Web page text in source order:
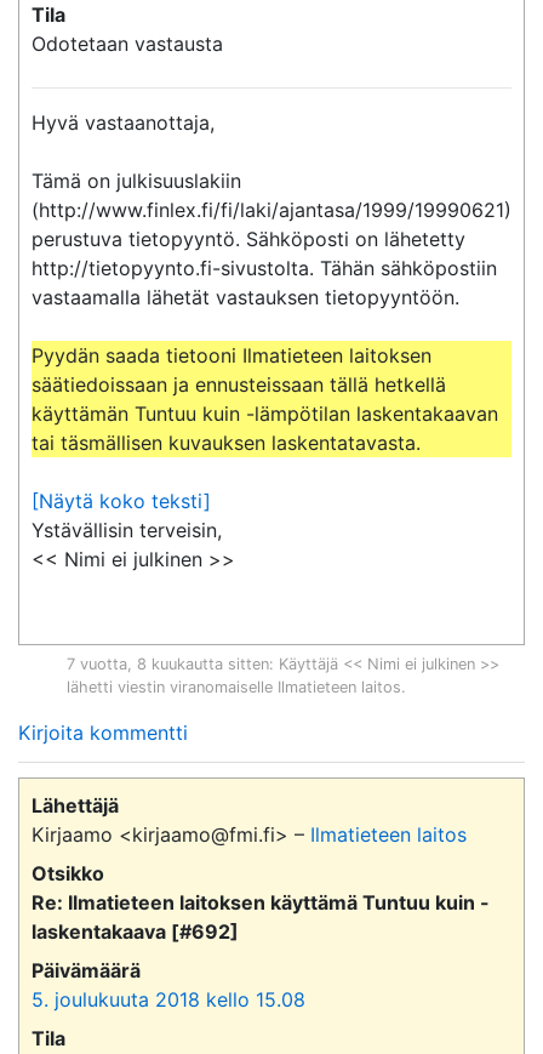
Tila
Odotetaan vastausta
Hyvä vastaanottaja,
Tämä on julkisuuslakiin
(http://www.finlex.fi/fi/laki/ajantasa/1999/19990621)
perustuva tietopyyntö. Sähköposti on lähetetty
http://tietopyynto.fi-sivustolta. Tähän sähköpostiin
vastaamalla lähetät vastauksen tietopyyntöön.
Pyydän saada tietooni Ilmatieteen laitoksen
säätiedoissaan ja ennusteissaan tällä hetkellä
käyttämän Tuntuu kuin -lämpötilan laskentakaavan
tai täsmällisen kuvauksen laskentatavasta.
[Näytä koko teksti]
Ystävällisin terveisin,
<< Nimi ei julkinen >>
7 vuotta, 8 kuukautta sitten: Käyttäjä << Nimi ei julkinen >>
lähetti viestin viranomaiselle Ilmatieteen laitos.
Kirjoita kommentti
Lähettäjä
Kirjaamo <kirjaamo@fmi.fi> – Ilmatieteen laitos
Otsikko
Re: Ilmatieteen laitoksen käyttämä Tuntuu kuin -
laskentakaava [#692]
Päivämäärä
5. joulukuuta 2018 kello 15.08
Tila